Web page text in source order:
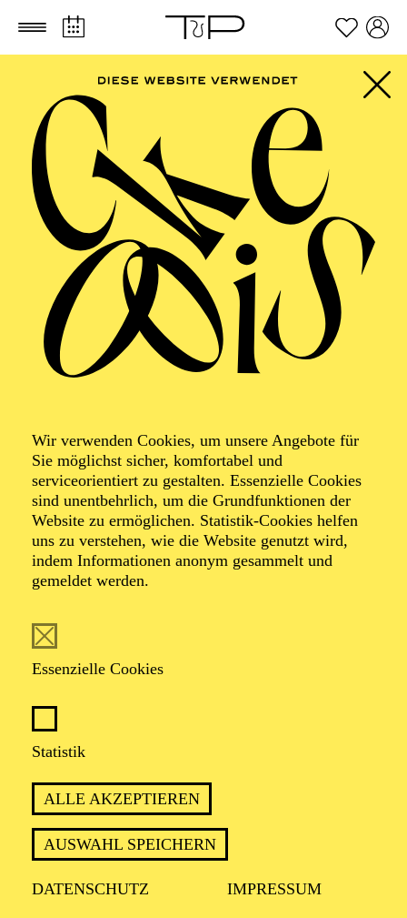
Zum Hauptinhalt springen Zum Footer springen
Wir verwenden Cookies, um unsere Angebote für
Sie möglichst sicher, komfortabel und
serviceorientiert zu gestalten. Essenzielle Cookies
sind unentbehrlich, um die Grundfunktionen der
Website zu ermöglichen. Statistik-Cookies helfen
uns zu verstehen, wie die Website genutzt wird,
indem Informationen anonym gesammelt und
gemeldet werden.
Essenzielle Cookies
Statistik
ALLE AKZEPTIEREN
AUSWAHL SPEICHERN
DATENSCHUTZ IMPRESSUM
AALTO MUSIKTHEATER
Jazz im Aalto
Summer Jazz
Mit Mitgliedern des Aalto-Ensembles, der Essener
Philharmoniker sowie Musiker*innen aus der Freien
Szene
DAS AALTO-FOYER WIRD ZUM JAZZ-
Beschreibung
unterschiedliche Orte des Aalto-Theaters ein paar Mal